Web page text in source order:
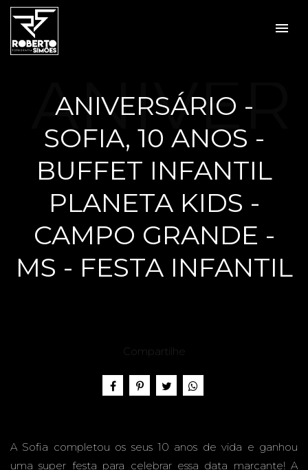
menu
ANIVERSÁRIO -
SOFIA, 10 ANOS -
BUFFET INFANTIL
PLANETA KIDS -
CAMPO GRANDE -
MS - FESTA INFANTIL
ANIVER
SÁRIO -
SOFIA,
10
ANOS -
Compartilhe
A Sofia completou os seus 10 anos de vida e ganhou
uma super festa para celebrar essa data marcante! A